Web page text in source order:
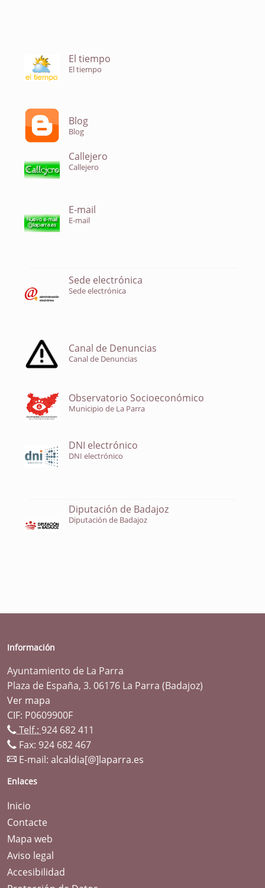
El tiempo
El tiempo
Blog
Blog
Callejero
Callejero
E-mail
E-mail
Sede electrónica
Sede electrónica
Canal de Denuncias
Canal de Denuncias
Observatorio Socioeconómico
Municipio de La Parra
DNI electrónico
DNI electrónico
Diputación de Badajoz
Diputación de Badajoz
Información
Ayuntamiento de La Parra
Plaza de España, 3. 06176 La Parra (Badajoz)
Ver mapa
CIF: P0609900F
Telf.: 924 682 411
Fax: 924 682 467
E-mail: alcaldia[@]laparra.es
Enlaces
Inicio
Contacte
Mapa web
Aviso legal
Accesibilidad